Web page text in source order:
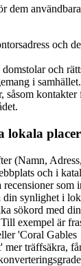
dem
och
och
i samhället.
såsom
lokala
(Namn,
och i
som
din synlighet i
sökord med
exempel är
'Coral Gables
mer träffsäkra,